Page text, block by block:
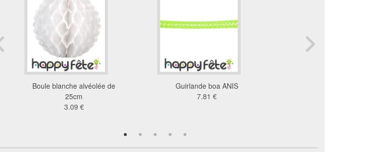
Boule blanche alvéolée de
25cm
3.09 €
Guirlande boa ANIS
7.81 €